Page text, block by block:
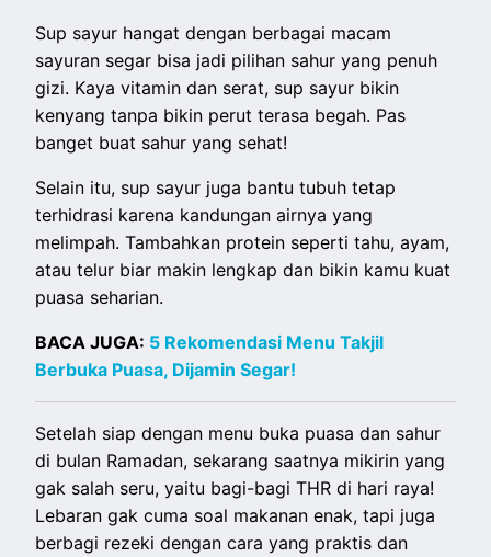
Sup sayur hangat dengan berbagai macam
sayuran segar bisa jadi pilihan sahur yang penuh
gizi. Kaya vitamin dan serat, sup sayur bikin
kenyang tanpa bikin perut terasa begah. Pas
banget buat sahur yang sehat!
Selain itu, sup sayur juga bantu tubuh tetap
terhidrasi karena kandungan airnya yang
melimpah. Tambahkan protein seperti tahu, ayam,
atau telur biar makin lengkap dan bikin kamu kuat
puasa seharian.
BACA JUGA: 5 Rekomendasi Menu Takjil
Berbuka Puasa, Dijamin Segar!
Setelah siap dengan menu buka puasa dan sahur
di bulan Ramadan, sekarang saatnya mikirin yang
gak salah seru, yaitu bagi-bagi THR di hari raya!
Lebaran gak cuma soal makanan enak, tapi juga
berbagi rezeki dengan cara yang praktis dan